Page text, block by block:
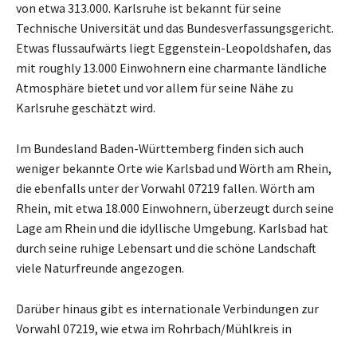
von etwa 313.000. Karlsruhe ist bekannt für seine
Technische Universität und das Bundesverfassungsgericht.
Etwas flussaufwärts liegt Eggenstein-Leopoldshafen, das
mit roughly 13.000 Einwohnern eine charmante ländliche
Atmosphäre bietet und vor allem für seine Nähe zu
Karlsruhe geschätzt wird.
Im Bundesland Baden-Württemberg finden sich auch
weniger bekannte Orte wie Karlsbad und Wörth am Rhein,
die ebenfalls unter der Vorwahl 07219 fallen. Wörth am
Rhein, mit etwa 18.000 Einwohnern, überzeugt durch seine
Lage am Rhein und die idyllische Umgebung. Karlsbad hat
durch seine ruhige Lebensart und die schöne Landschaft
viele Naturfreunde angezogen.
Darüber hinaus gibt es internationale Verbindungen zur
Vorwahl 07219, wie etwa im Rohrbach/Mühlkreis in